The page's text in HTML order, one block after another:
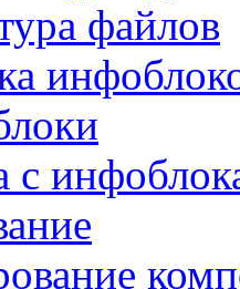
файлов
с